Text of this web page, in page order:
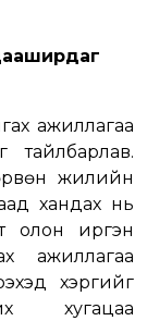
ажиллагаа
тайлбарлав.
жилийн
хандах нь
олон иргэн
ажиллагаа
хэргийг
хугацаа